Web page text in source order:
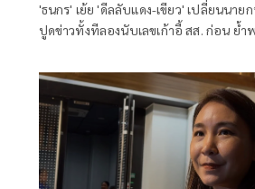
'ธนกร' เย้ย 'ดีลลับแดง-เขียว' เปลี่ยนนาย
ปูดข่าวทั้งทีลองนับเลขเก้าอี้ สส. ก่อน ย้ำ